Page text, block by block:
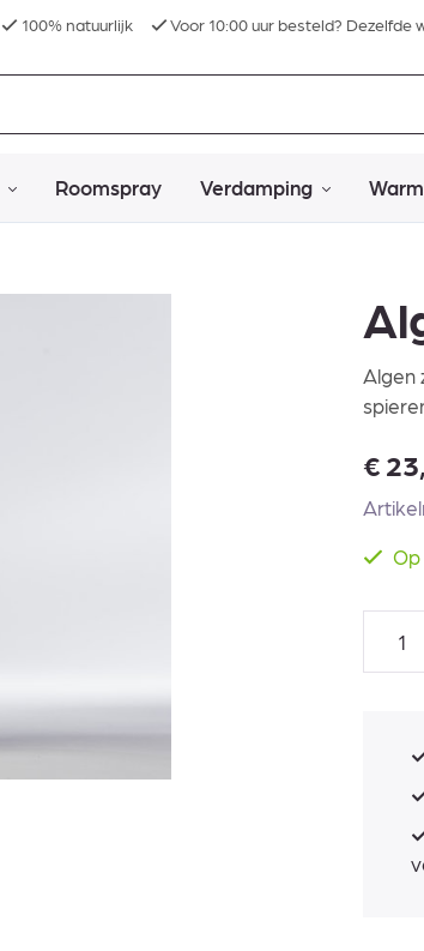
100% natuurlijk Voor 10:00 uur besteld? Dezelfde
Roomspray Verdamping
Algen
€